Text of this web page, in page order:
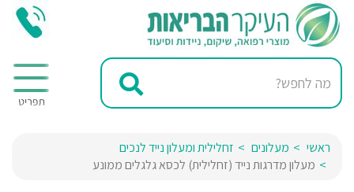
ראשי מעלונים
זחלילית ומעלון נייד לנכים
מעלון מדרגות נייד (זחלילית) לכסא גלגלים ממונע